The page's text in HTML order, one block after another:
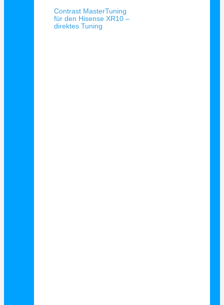
Contrast MasterTuning
für den Hisense XR10 –
direktes Tuning